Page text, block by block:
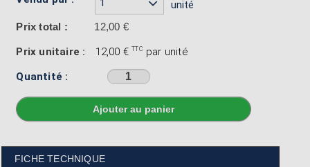
1 unité
Prix total : 12,00 €
Prix unitaire : 12,00 € TTC par unité
Quantité :
Sélectionner une couleur avant d'ajouter au panier
FICHE TECHNIQUE